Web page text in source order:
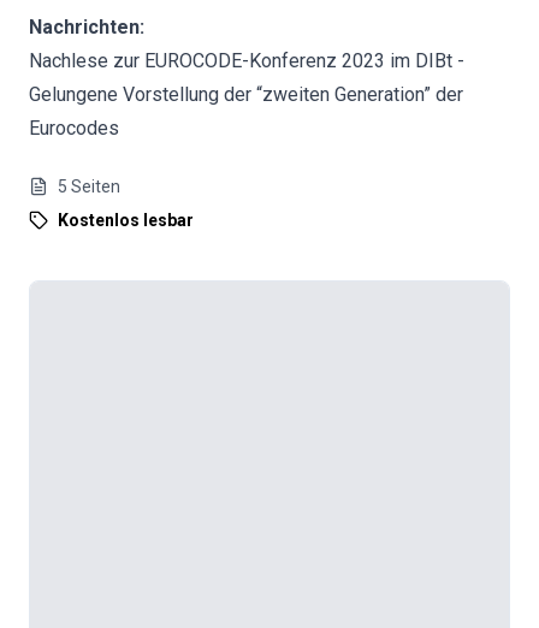
Nachrichten:
Nachlese zur EUROCODE-Konferenz 2023 im DIBt -
Gelungene Vorstellung der “zweiten Generation” der
Eurocodes
5 Seiten
Kostenlos lesbar